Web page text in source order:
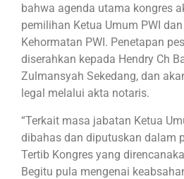
bahwa agenda utama kongres
pemilihan Ketua Umum PWI
Kehormatan PWI. Penetapan
diserahkan kepada Hendry Ch
Zulmansyah Sekedang, dan
legal melalui akta notaris.
“Terkait masa jabatan Ketua
dibahas dan diputuskan dalam
Tertib Kongres yang
Begitu pula mengenai